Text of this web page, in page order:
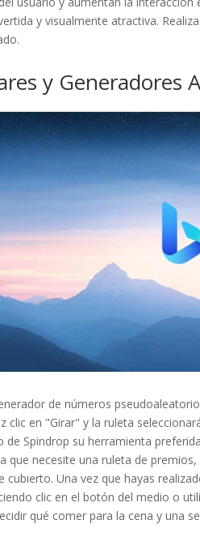
y visualmente atractiva.
y Generadores
de números
clic en "Girar" y la ruleta
de Spindrop su herramienta
que necesite una ruleta de
cubierto. Una vez que hayas
clic en el botón del medio o
qué comer para la cena y una